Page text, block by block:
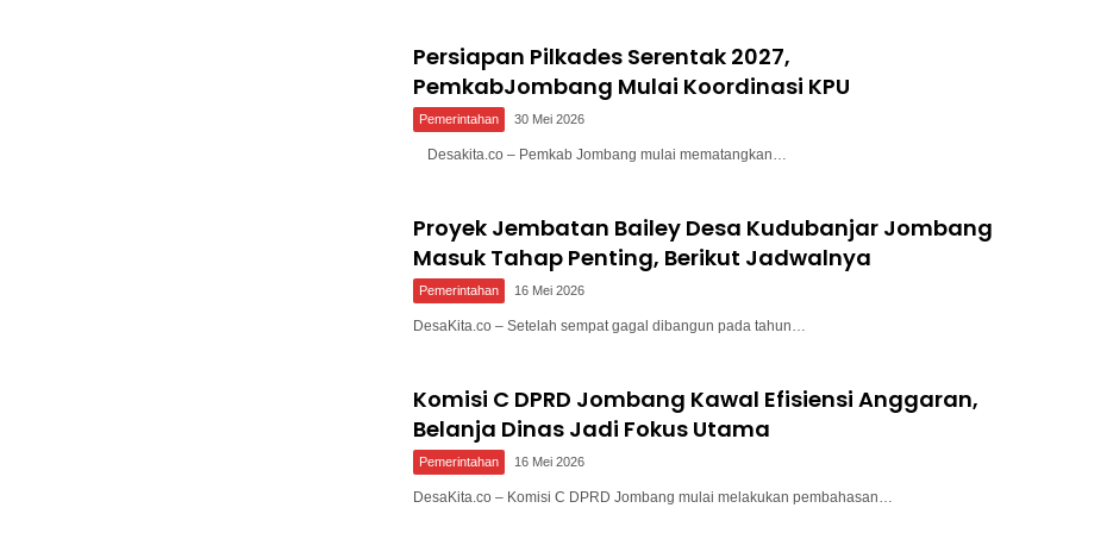
Persiapan Pilkades Serentak 2027,
PemkabJombang Mulai Koordinasi KPU
Pemerintahan 30 Mei 2026
Desakita.co – Pemkab Jombang mulai mematangkan…
Proyek Jembatan Bailey Desa Kudubanjar Jombang
Masuk Tahap Penting, Berikut Jadwalnya
Pemerintahan 16 Mei 2026
DesaKita.co – Setelah sempat gagal dibangun pada tahun…
Komisi C DPRD Jombang Kawal Efisiensi Anggaran,
Belanja Dinas Jadi Fokus Utama
Pemerintahan 16 Mei 2026
DesaKita.co – Komisi C DPRD Jombang mulai melakukan pembahasan…